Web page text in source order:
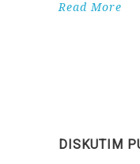
Read More
DISKUTIM